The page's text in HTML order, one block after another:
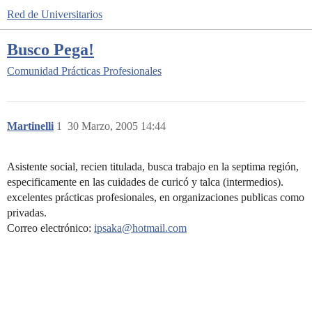
Red de Universitarios
Busco Pega!
Comunidad Prácticas Profesionales
Martinelli 30 Marzo, 2005 14:44
1
Asistente social, recien titulada, busca trabajo en la septima región,
especificamente en las cuidades de curicó y talca (intermedios).
excelentes prácticas profesionales, en organizaciones publicas como
privadas.
Correo electrónico: ipsaka@hotmail.com